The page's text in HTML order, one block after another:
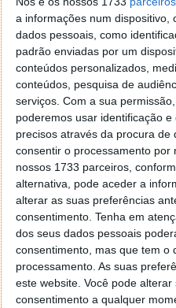
a informações num dispositivo,
dados pessoais, como
padrão enviadas por um
conteúdos personalizados,
conteúdos, pesquisa de
serviços. Com a sua
poderemos usar identificação
precisos através da procura de
consentir o processamento por
nossos 1733 parceiros,
alternativa, pode aceder a
alterar as suas preferências
consentimento. Tenha em
dos seus dados pessoais
consentimento, mas que tem o
processamento. As suas
este website. Você pode
consentimento a qualquer
"It will have the simplest
imagine. I finally cracked
Numa altura que o
para os dispositivos
alterar de novo o foco
Este artigo
Acompanhe o
Proponha uma correção,